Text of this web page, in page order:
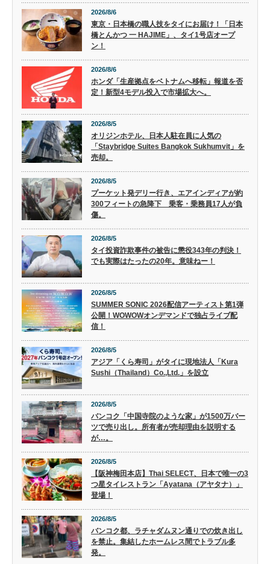
2026/8/6
東京・日本橋の職人技をタイにお届け！「日本
橋とんかつ 一 HAJIME」、タイ1号店オープ
ン！
2026/8/6
ホンダ「生産拠点をベトナムへ移転」報道を否
定！新型4モデル投入で市場拡大へ。
2026/8/5
オリジンホテル、日本人駐在員に人気の
「Staybridge Suites Bangkok Sukhumvit」を
売却。
2026/8/5
プーケット発デリー行き、エアインディアが約
300フィートの急降下 乗客・乗務員17人が負
傷。
2026/8/5
タイ投資詐欺事件の被告に懲役343年の判決！
でも実際はたったの20年。意味ねー！
2026/8/5
SUMMER SONIC 2026配信アーティスト第1弾
公開！WOWOWオンデマンドで独占ライブ配
信！
2026/8/5
アジア「くら寿司」がタイに現地法人「Kura
Sushi（Thailand）Co.,Ltd.」を設立
2026/8/5
バンコク「中国寺院のような家」が1500万バー
ツで売り出し。所有者が売却理由を説明する
が…。
2026/8/5
【阪神梅田本店】Thai SELECT、日本で唯一の3
つ星タイレストラン「Ayatana（アヤタナ）」
登場！
2026/8/5
バンコク都、ラチャダムヌン通りでの炊き出し
を禁止。集結したホームレス間でトラブル多
発。